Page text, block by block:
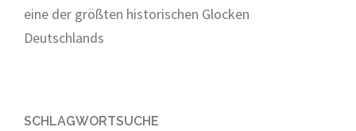
eine der größten historischen Glocken
Deutschlands
SCHLAGWORTSUCHE